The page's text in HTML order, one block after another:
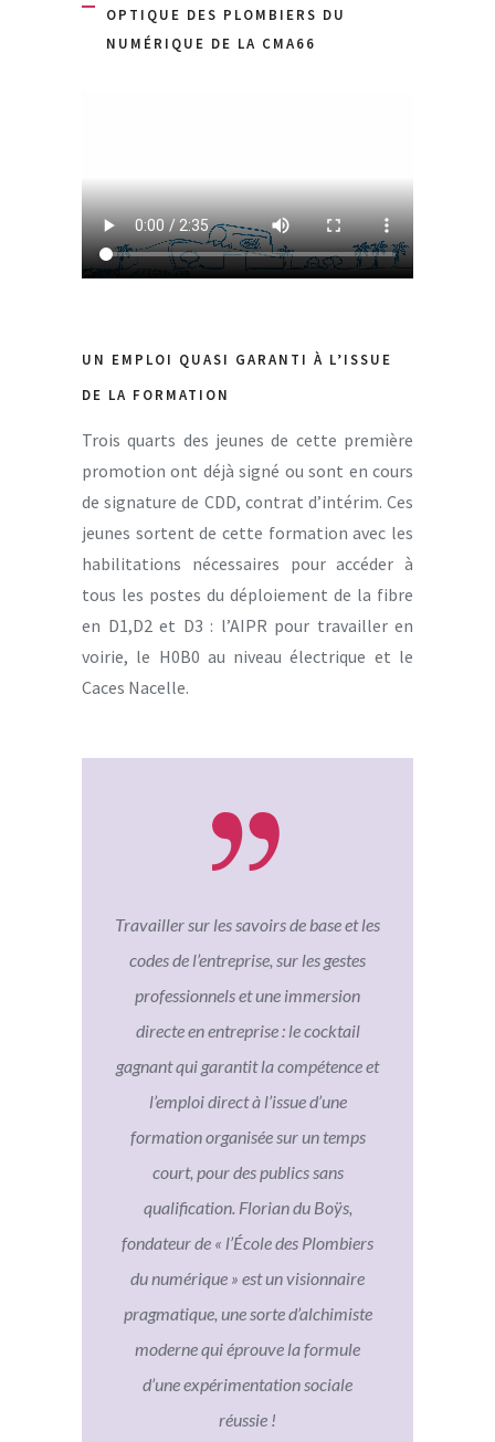
OPTIQUE DES PLOMBIERS DU
NUMÉRIQUE DE LA CMA66
UN EMPLOI QUASI GARANTI À L’ISSUE
DE LA FORMATION
Trois quarts des jeunes de cette première
promotion ont déjà signé ou sont en cours
de signature de CDD, contrat d’intérim. Ces
jeunes sortent de cette formation avec les
habilitations nécessaires pour accéder à
tous les postes du déploiement de la fibre
en D1,D2 et D3 : l’AIPR pour travailler en
voirie, le H0B0 au niveau électrique et le
Caces Nacelle.
Travailler sur les savoirs de base et les
codes de l’entreprise, sur les gestes
professionnels et une immersion
directe en entreprise : le cocktail
gagnant qui garantit la compétence et
l’emploi direct à l’issue d’une
formation organisée sur un temps
court, pour des publics sans
qualification. Florian du Boÿs,
fondateur de « l’École des Plombiers
du numérique » est un visionnaire
pragmatique, une sorte d’alchimiste
moderne qui éprouve la formule
d’une expérimentation sociale
réussie !